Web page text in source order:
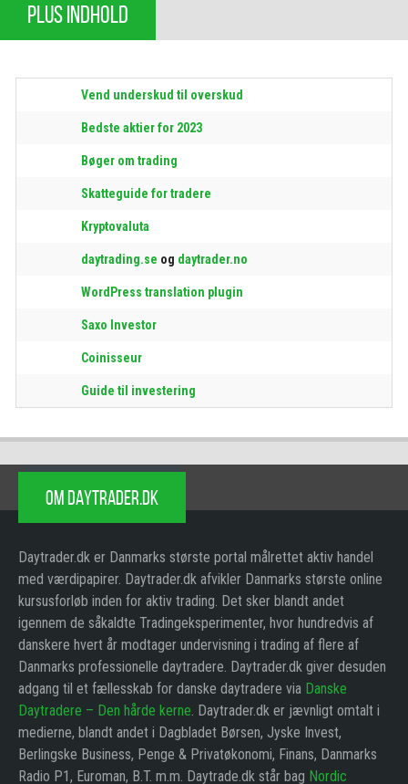
PLUS INDHOLD
Vend underskud til overskud
Bedste aktier for 2023
Bøger om trading
Skatteguide for tradere
Kryptovaluta
daytrading.se og daytrader.no
WordPress translation plugin
Saxo Investor
Coinisseur
Guide til investering
OM DAYTRADER.DK
Daytrader.dk er Danmarks største portal målrettet aktiv handel
med værdipapirer. Daytrader.dk afvikler Danmarks største online
kursusforløb inden for aktiv trading. Det sker blandt andet
igennem de såkaldte Tradingeksperimenter, hvor hundredvis af
danskere hvert år modtager undervisning i trading af flere af
Danmarks professionelle daytradere. Daytrader.dk giver desuden
adgang til et fællesskab for danske daytradere via Danske
Daytradere – Den hårde kerne. Daytrader.dk er jævnligt omtalt i
medierne, blandt andet i Dagbladet Børsen, Jyske Invest,
Berlingske Business, Penge & Privatøkonomi, Finans, Danmarks
Radio P1, Euroman, B.T. m.m. Daytrade.dk står bag Nordic